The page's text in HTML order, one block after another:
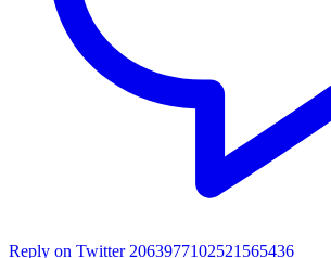
Reply on Twitter 2063977102521565436